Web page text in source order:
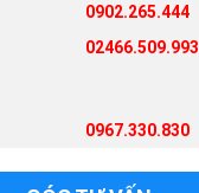
0902.265.444
02466.509.993
0967.330.830